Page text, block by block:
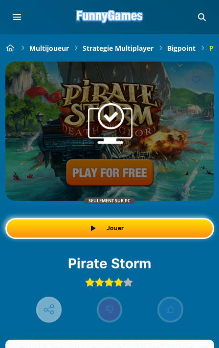
Multijoueur Strategie Multiplayer Bigpoint
SEULEMENT SUR PC
Jouer
Pirate Storm